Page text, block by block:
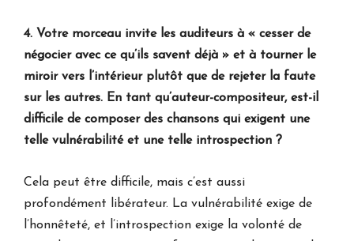
4. Votre morceau invite les auditeurs à « cesser de
négocier avec ce qu’ils savent déjà » et à tourner le
miroir vers l’intérieur plutôt que de rejeter la faute
sur les autres. En tant qu’auteur-compositeur, est-il
difficile de composer des chansons qui exigent une
telle vulnérabilité et une telle introspection ?
Cela peut être difficile, mais c’est aussi
profondément libérateur. La vulnérabilité exige de
l’honnêteté, et l’introspection exige la volonté de